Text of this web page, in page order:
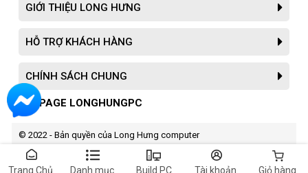
GIỚI THIỆU LONG HƯNG
HỖ TRỢ KHÁCH HÀNG
CHÍNH SÁCH CHUNG
FANPAGE LONGHUNGPC
© 2022 - Bản quyền của Long Hưng computer
Trang Chủ Danh mục Build PC Tài khoản Giỏ hàng